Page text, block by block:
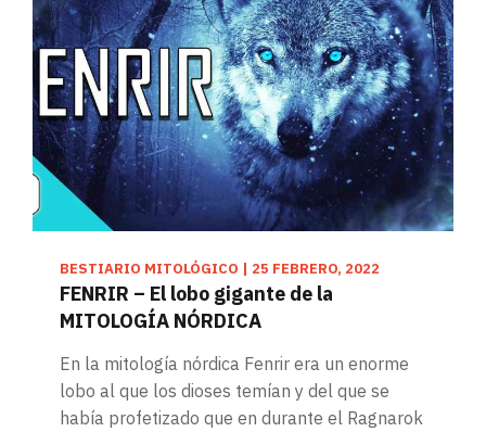
BESTIARIO MITOLÓGICO | 25 FEBRERO, 2022
FENRIR – El lobo gigante de la
MITOLOGÍA NÓRDICA
En la mitología nórdica Fenrir era un enorme
lobo al que los dioses temían y del que se
había profetizado que en durante el Ragnarok